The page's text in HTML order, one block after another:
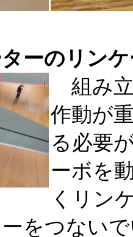
ーのリンケ
組み立
作動が
る必要
ーボを
くリン
をつない